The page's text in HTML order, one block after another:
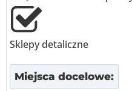
Sklepy detaliczne
Miejsca docelowe: